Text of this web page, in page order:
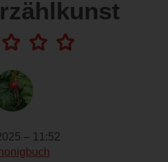
– 11:52
honigbuch